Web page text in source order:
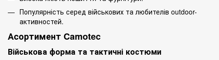
Популярність серед військових та любителів outdoor-
активностей.
Асортимент Camotec
Військова форма та тактичні костюми